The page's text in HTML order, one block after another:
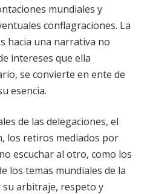
mundiales y
conflagraciones. La
hacia una narrativa no
intereses que ella
se convierte en ente de
esencia.
de las delegaciones, el
los retiros mediados por
escuchar al otro, como los
los temas mundiales de la
su arbitraje, respeto y